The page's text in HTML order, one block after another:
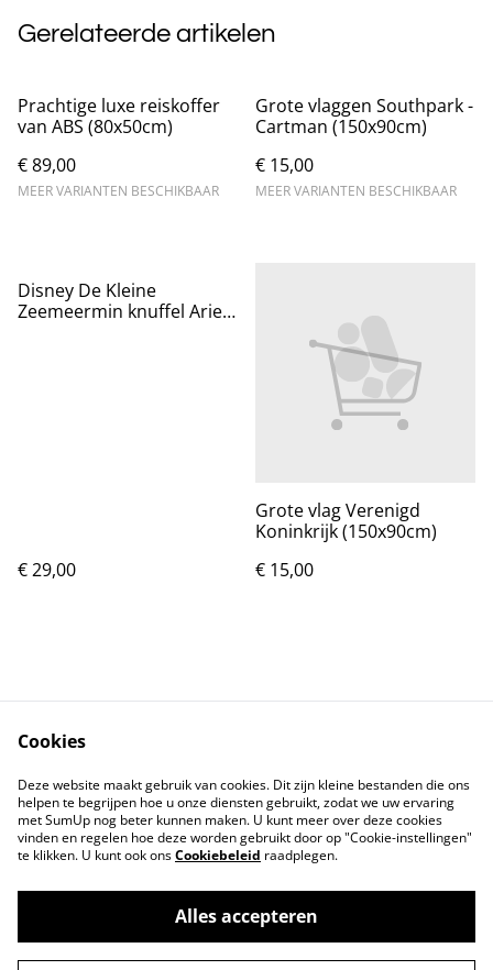
Gerelateerde artikelen
Prachtige luxe reiskoffer
van ABS (80x50cm)
€ 89,00
MEER VARIANTEN BESCHIKBAAR
Grote vlaggen Southpark -
Cartman (150x90cm)
€ 15,00
MEER VARIANTEN BESCHIKBAAR
Disney De Kleine
Zeemeermin knuffel Ariel
€ 29,00
Grote vlag Verenigd
Koninkrijk (150x90cm)
€ 15,00
Contact
Voorwaarden
Privacybeleid
Cookiebeleid
©2026Markthuis Friesland
Cookies
Deze website maakt gebruik van cookies. Dit zijn kleine bestanden die ons
helpen te begrijpen hoe u onze diensten gebruikt, zodat we uw ervaring
met SumUp nog beter kunnen maken. U kunt meer over deze cookies
vinden en regelen hoe deze worden gebruikt door op "Cookie-instellingen"
te klikken. U kunt ook onsCookiebeleid raadplegen.
Alles accepteren